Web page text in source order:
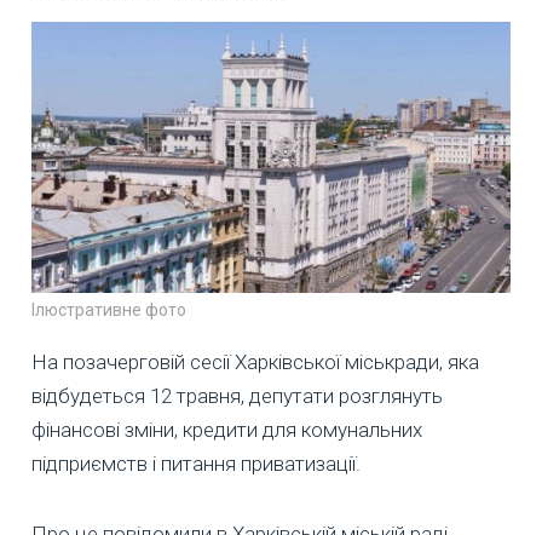
Ілюстративне фото
На позачерговій сесії Харківської міськради, яка
відбудеться 12 травня, депутати розглянуть
фінансові зміни, кредити для комунальних
підприємств і питання приватизації.